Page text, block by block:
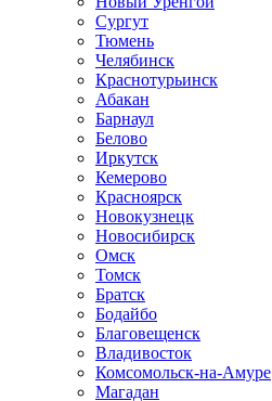
Сургут
Тюмень
Челябинск
Краснотурьинск
Абакан
Барнаул
Белово
Иркутск
Кемерово
Красноярск
Новокузнецк
Новосибирск
Омск
Томск
Братск
Бодайбо
Благовещенск
Владивосток
Комсомольск-на-Амуре
Магадан